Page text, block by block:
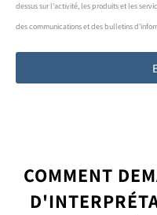
dessus sur l'activité, les produits et les
des communications et des bulletins
COMMENT